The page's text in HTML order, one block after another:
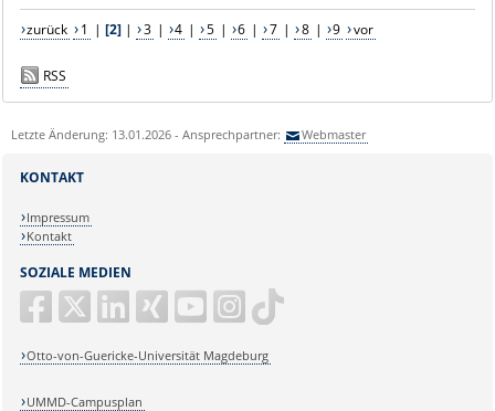
zurück 1 | [2]| 3 | 4 | 5 | 6 | 7 | 8 | 9 vor
RSS
Letzte Änderung: 13.01.2026 - Ansprechpartner: Webmaster
SOZIALE MEDIEN
Otto-von-Guericke-Universität Magdeburg
KONTAKT
Impressum
Kontakt
UMMD-Campusplan